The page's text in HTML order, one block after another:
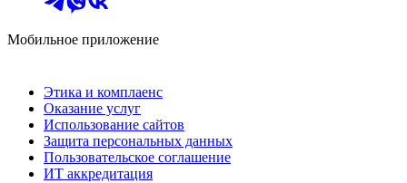
Мобильное приложение
Этика и комплаенс
Оказание услуг
Использование сайтов
Защита персональных данных
Пользовательское соглашение
ИТ аккредитация